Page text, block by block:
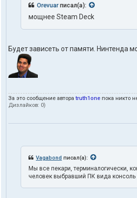
т
п
з
л
h
o
n
e
Orevuarписал(а):
мощнее Steam Deck
Будет зависеть от памяти. Нинтенда
За это сообщение автораtruth1one пока никто
Дизлайков: 0)
Vagabond писал(а):
Мы все пекари, терминалогически,
человек выбравший ПК вида консоль